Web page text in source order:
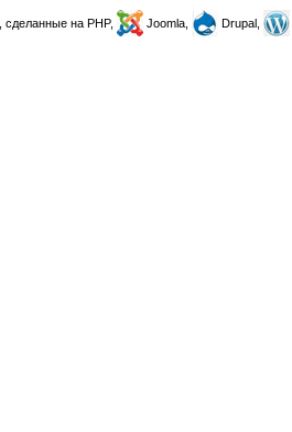
, сделанные на PHP, Joomla, Drupal,